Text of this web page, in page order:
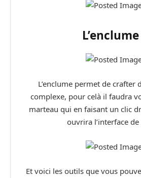
L’enclume permet de crafter
complexe, pour celà il faudra
marteau qui en faisant un clic
ouvrira l’interface de
Et voici les outils que vous